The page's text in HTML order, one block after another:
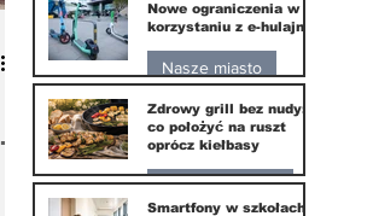
10 lip
Nowe ograniczenia w
korzystaniu z e-hulajnóg
Nasze miasto
3 lip
Zdrowy grill bez nudy:
co położyć na ruszt
oprócz kiełbasy
Zdrowie i uroda
Smartfony w szkołach.